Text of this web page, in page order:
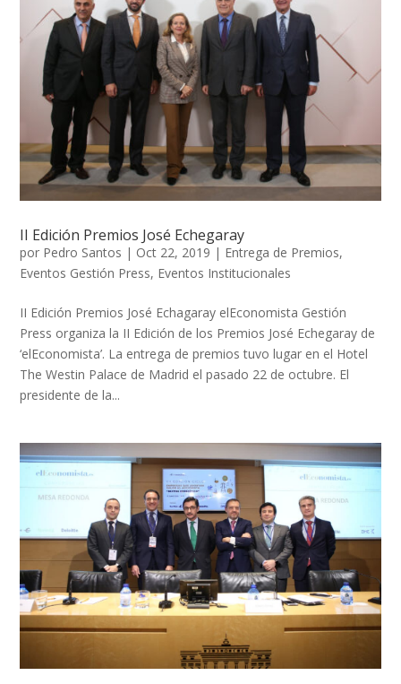
II Edición Premios José Echegaray
por Pedro Santos | Oct 22, 2019 | Entrega de Premios,
Eventos Gestión Press, Eventos Institucionales
II Edición Premios José Echagaray elEconomista Gestión
Press organiza la II Edición de los Premios José Echegaray de
‘elEconomista’. La entrega de premios tuvo lugar en el Hotel
The Westin Palace de Madrid el pasado 22 de octubre. El
presidente de la...